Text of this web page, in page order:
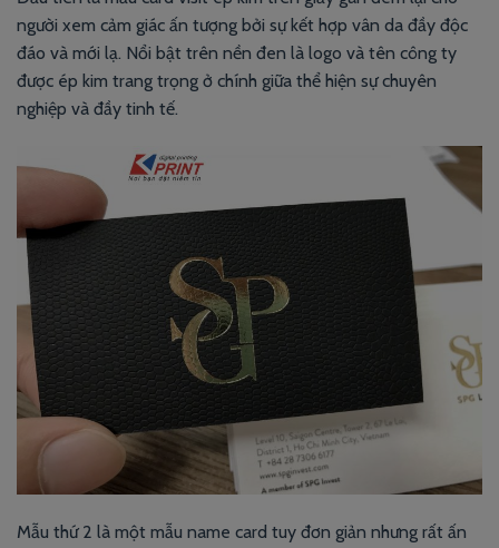
người xem cảm giác ấn tượng bởi sự kết hợp vân da đầy độc
đáo và mới lạ. Nổi bật trên nền đen là logo và tên công ty
được ép kim trang trọng ở chính giữa thể hiện sự chuyên
nghiệp và đầy tinh tế.
Mẫu thứ 2 là một mẫu name card tuy đơn giản nhưng rất ấn